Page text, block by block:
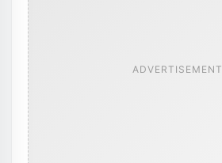
ADVERTISEMENT